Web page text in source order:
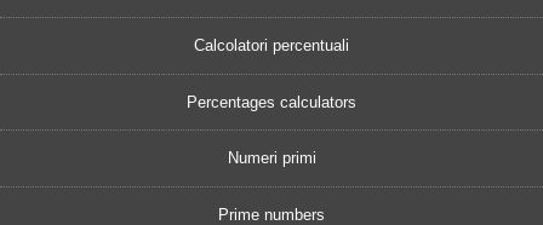
Calcolatori percentuali
Percentages calculators
Numeri primi
Prime numbers